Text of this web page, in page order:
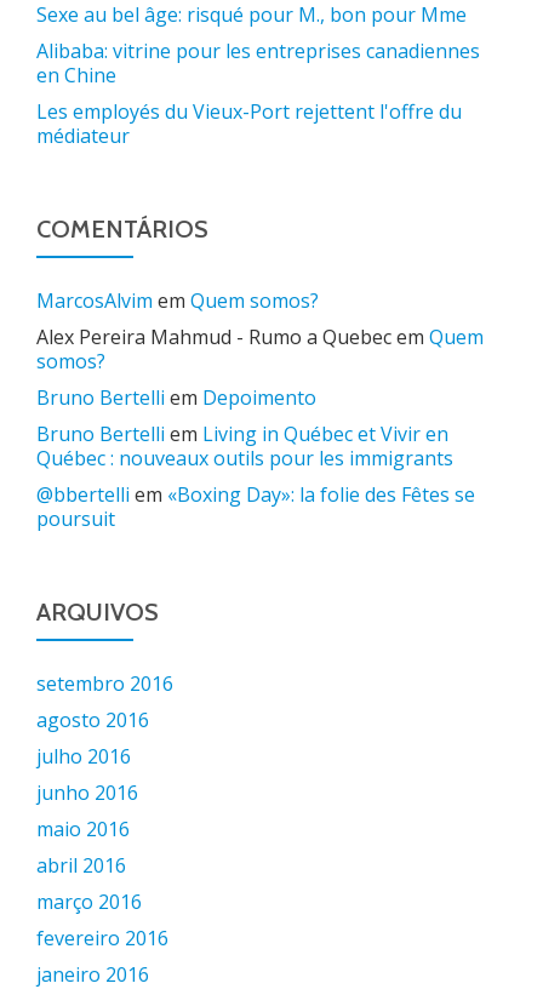
Sexe au bel âge: risqué pour M., bon pour Mme
Alibaba: vitrine pour les entreprises canadiennes
en Chine
Les employés du Vieux-Port rejettent l'offre du
médiateur
COMENTÁRIOS
MarcosAlvim em Quem somos?
Alex Pereira Mahmud - Rumo a Quebecem Quem
somos?
Bruno Bertelli em Depoimento
Bruno Bertelli em Living in Québec et Vivir en
Québec : nouveaux outils pour les immigrants
@bbertelli em «Boxing Day»: la folie des Fêtes se
poursuit
ARQUIVOS
setembro 2016
agosto 2016
julho 2016
junho 2016
maio 2016
abril 2016
março 2016
fevereiro 2016
janeiro 2016